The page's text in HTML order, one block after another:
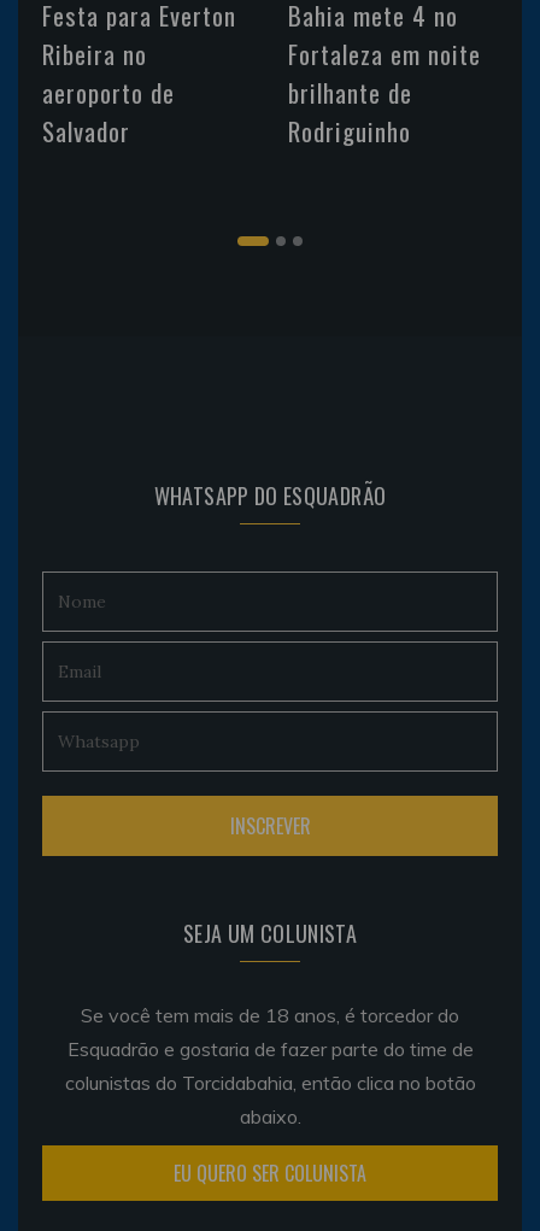
Festa para Everton
Ribeira no
aeroporto de
Salvador
Bahia mete 4 no
Fortaleza em noite
brilhante de
Rodriguinho
WHATSAPP DO ESQUADRÃO
SEJA UM COLUNISTA
Se você tem mais de 18 anos, é torcedor do
Esquadrão e gostaria de fazer parte do time de
colunistas do Torcidabahia, então clica no botão
abaixo.
EU QUERO SER COLUNISTA